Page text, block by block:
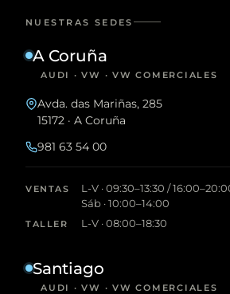
NUESTRAS SEDES
A Coruña
AUDI · VW · VW COMERCIALES
Avda. das Mariñas, 285
15172 · A Coruña
981 63 54 00
VENTAS
L-V · 09:30–13:30 /
Sáb · 10:00–14:00
TALLER L-V · 08:00–18:30
Santiago
AUDI · VW · VW COMERCIALES